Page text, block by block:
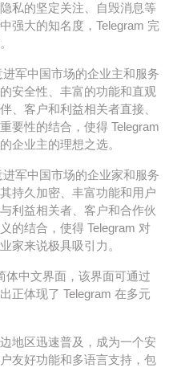
私的坚定关注、自毁消息等
强大的知名度，Telegram 完
军中国市场的企业主和服务
安全性、丰富的功能和直观
、客户和利益相关者直接、
要性的结合，使得 Telegram
企业主的理想之选。
军中国市场的企业家和服务
持久加密、丰富功能和用户
利益相关者、客户和合作伙
的结合，使得 Telegram 对
家来说极具吸引力。
体中文界面，该界面可通过
正体现了 Telegram 在多元
地区迅速普及，成为一个安
友好功能和多语言支持，包